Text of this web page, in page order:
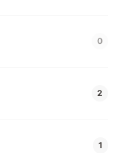
0
2
1